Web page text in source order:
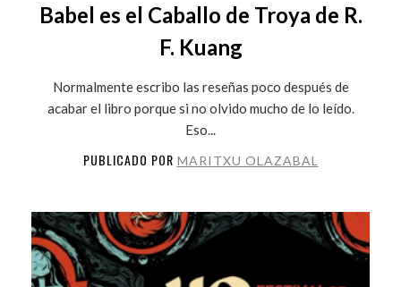
Babel es el Caballo de Troya de R.
F. Kuang
Normalmente escribo las reseñas poco después de
acabar el libro porque si no olvido mucho de lo leído.
Eso...
PUBLICADO POR MARITXU OLAZABAL